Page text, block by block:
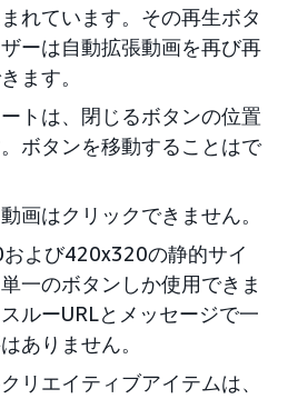
れています。その再生ボタ
ーは自動拡張動画を再び再
ます。
トは、閉じるボタンの位置
ボタンを移動することはで
画はクリックできません。
よび420x320の静的サイ
一のボタンしか使用できま
ルーURLとメッセージで一
ありません。
リエイティブアイテムは、